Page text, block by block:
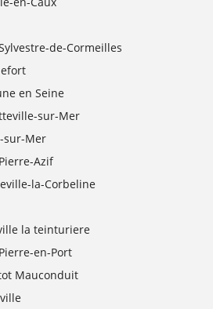
de-Cormeilles
en Seine
sur-Mer
sur-Mer
Azif
la-Corbeline
la teinturiere
en-Port
Mauconduit